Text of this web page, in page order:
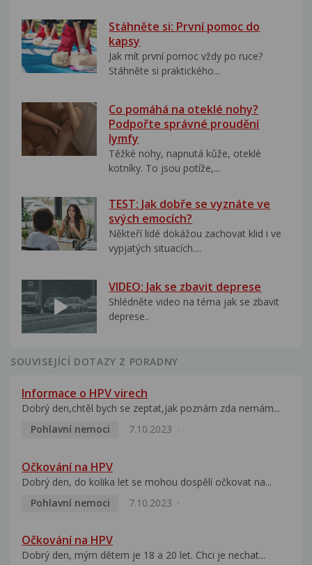
Stáhněte si: První pomoc do
kapsy
Jak mít první pomoc vždy po ruce?
Stáhněte si praktického...
Co pomáhá na oteklé nohy?
Podpořte správné proudění
lymfy
Těžké nohy, napnutá kůže, oteklé
kotníky. To jsou potíže,...
TEST: Jak dobře se vyznáte ve
svých emocích?
Někteří lidé dokážou zachovat klid i ve
vypjatých situacích....
VIDEO: Jak se zbavit deprese
Shlédněte video na téma jak se zbavit
deprese..
SOUVISEJÍCÍ DOTAZY Z PORADNY
Informace o HPV virech
Dobrý den,chtěl bych se zeptat,jak poznám zda nemám...
Pohlavní nemoci
7.10.2023
Očkování na HPV
Dobrý den, do kolika let se mohou dospělí očkovat na...
Pohlavní nemoci
7.10.2023
Očkování na HPV
Dobrý den, mým dětem je 18 a 20 let. Chci je nechat...